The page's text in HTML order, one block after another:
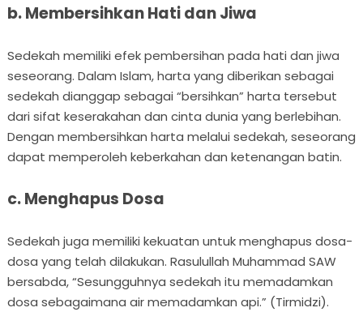
b. Membersihkan Hati dan Jiwa
Sedekah memiliki efek pembersihan pada hati dan jiwa
seseorang. Dalam Islam, harta yang diberikan sebagai
sedekah dianggap sebagai “bersihkan” harta tersebut
dari sifat keserakahan dan cinta dunia yang berlebihan.
Dengan membersihkan harta melalui sedekah, seseorang
dapat memperoleh keberkahan dan ketenangan batin.
c. Menghapus Dosa
Sedekah juga memiliki kekuatan untuk menghapus dosa-
dosa yang telah dilakukan. Rasulullah Muhammad SAW
bersabda, “Sesungguhnya sedekah itu memadamkan
dosa sebagaimana air memadamkan api.” (Tirmidzi).